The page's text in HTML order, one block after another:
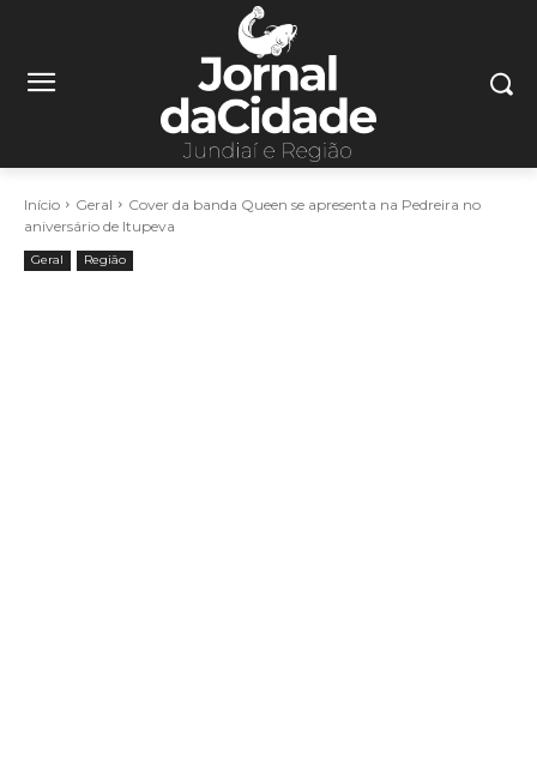
Início Geral
Cover da banda Queen se apresenta na Pedreira no
aniversário de Itupeva
Geral Região